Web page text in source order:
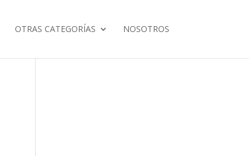
OTRAS CATEGORÍAS NOSOTROS